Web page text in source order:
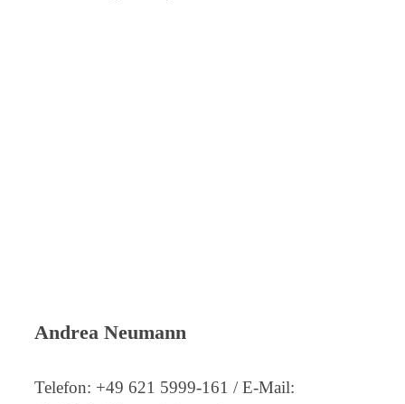
Andrea Neumann
Telefon: +49 621 5999-161 / E-Mail: